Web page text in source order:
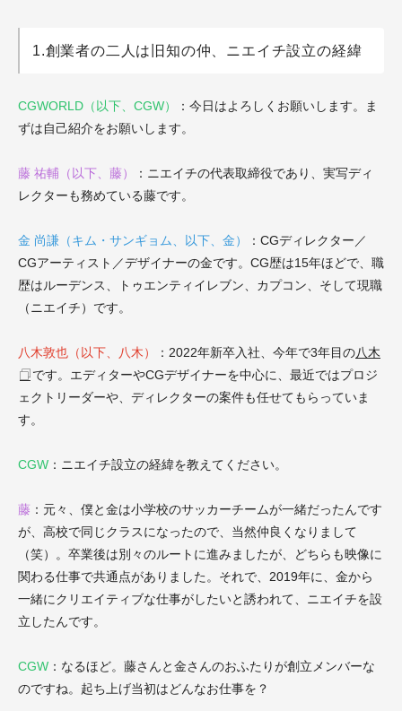
1.創業者の二人は旧知の仲、ニエイチ設立の経緯
CGWORLD（以下、CGW）
：今日はよろしくお願いします。ま
ずは自己紹介をお願いします。
藤 祐輔（以下、藤） ： ニエイチの代表取締役であり、実写ディ
レクターも務めている藤です。
金 尚謙（キム・サンギョム、以下、金）
：CGディレクター／
CGアーティスト／デザイナーの金です。CG歴は15年ほどで、職
歴はルーデンス、トゥエンティイレブン、カプコン、そして現職
（ニエイチ）です。
八木敦也（以下、八木） ：2022年新卒入社、今年で3年目の八木
です。エディターやCGデザイナーを中心に、最近ではプロジ
ェクトリーダーや、ディレクターの案件も任せてもらっていま
す。
CGW ：ニエイチ設立の経緯を教えてください。
藤 ：元々、僕と金は小学校のサッカーチームが一緒だったんです
が、高校で同じクラスになったので、当然仲良くなりまして
（笑）。卒業後は別々のルートに進みましたが、どちらも映像に
関わる仕事で共通点がありました。それで、2019年に、金から
一緒にクリエイティブな仕事がしたいと誘われて、ニエイチを設
立したんです。
CGW ：なるほど。藤さんと金さんのおふたりが創立メンバーな
のですね。起ち上げ当初はどんなお仕事を？